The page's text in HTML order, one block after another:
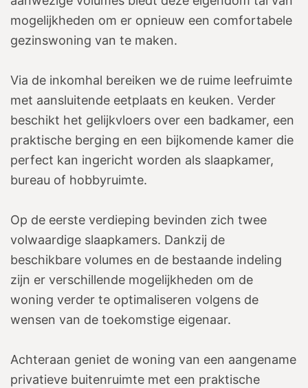
mogelijkheden om er opnieuw een comfortabele
gezinswoning van te maken.
Via de inkomhal bereiken we de ruime leefruimte
met aansluitende eetplaats en keuken. Verder
beschikt het gelijkvloers over een badkamer, een
praktische berging en een bijkomende kamer die
perfect kan ingericht worden als slaapkamer,
bureau of hobbyruimte.
Op de eerste verdieping bevinden zich twee
volwaardige slaapkamers. Dankzij de
beschikbare volumes en de bestaande indeling
zijn er verschillende mogelijkheden om de
woning verder te optimaliseren volgens de
wensen van de toekomstige eigenaar.
Achteraan geniet de woning van een aangename
privatieve buitenruimte met een praktische